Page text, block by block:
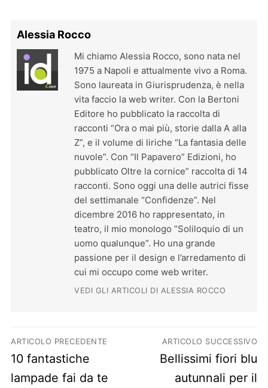
Alessia Rocco
Mi chiamo Alessia Rocco, sono nata nel
1975 a Napoli e attualmente vivo a Roma.
Sono laureata in Giurisprudenza, è nella
vita faccio la web writer. Con la Bertoni
Editore ho pubblicato la raccolta di
racconti “Ora o mai più, storie dalla A alla
Z”, e il volume di liriche “La fantasia delle
nuvole”. Con “Il Papavero” Edizioni, ho
pubblicato Oltre la cornice” raccolta di 14
racconti. Sono oggi una delle autrici fisse
del settimanale “Confidenze”. Nel
dicembre 2016 ho rappresentato, in
teatro, il mio monologo “Soliloquio di un
uomo qualunque”. Ho una grande
passione per il design e l’arredamento di
cui mi occupo come web writer.
VEDI GLI ARTICOLI DI ALESSIA ROCCO
Navigazione articoli
ARTICOLO PRECEDENTE
Previous post:
10 fantastiche
lampade fai da te
ARTICOLO SUCCESSIVO
Next post:
Bellissimi fiori blu
autunnali per il